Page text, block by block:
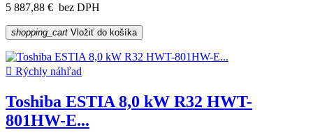
5 887,88 € bez DPH
shopping_cart Vložiť do košíka
 Rýchly náhľad
Toshiba ESTIA 8,0 kW R32 HWT-
801HW-E...